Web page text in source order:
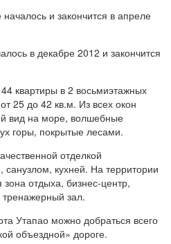
и закончится в апреле
в декабре 2012 и закончится
квартиры в 2 восьмиэтажных
25 до 42 кв.м. Из всех окон
вид на море, волшебные
горы, покрытые лесами.
отделкой
кухней. На территории
зона отдыха, бизнес-центр,
тренажерный зал.
Утапао можно добраться всего
объездной» дороге.